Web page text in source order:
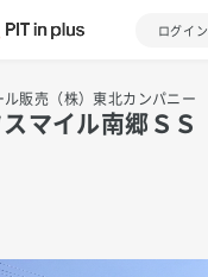
ログイン
ル販売（株）東北カンパニー
マイル南郷ＳＳ